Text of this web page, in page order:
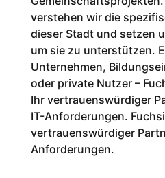
verstehen wir die
dieser Stadt und setzen
um sie zu unterstützen.
Unternehmen,
oder private Nutzer –
Ihr vertrauenswürdiger
IT-Anforderungen.
vertrauenswürdiger
Anforderungen.